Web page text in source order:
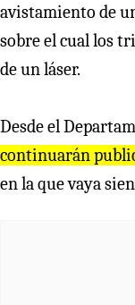
avistamiento de
sobre el cual los
de un láser.
Desde el
continuarán
en la que vaya